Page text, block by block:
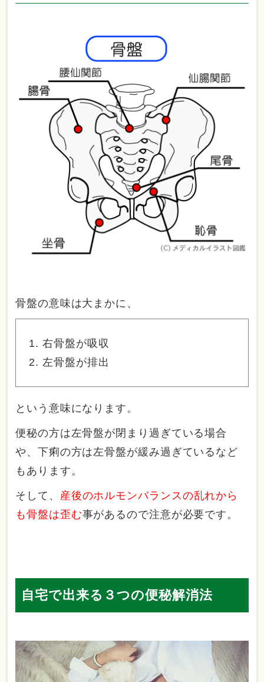
骨盤の意味は大まかに、
右骨盤が吸収
左骨盤が排出
という意味になります。
便秘の方は左骨盤が閉まり過ぎている場合
や、下痢の方は左骨盤が緩み過ぎているなど
もあります。
そして、 産後のホルモンバランスの乱れから
も骨盤は歪む事があるので注意が必要です。
自宅で出来る３つの便秘解消法